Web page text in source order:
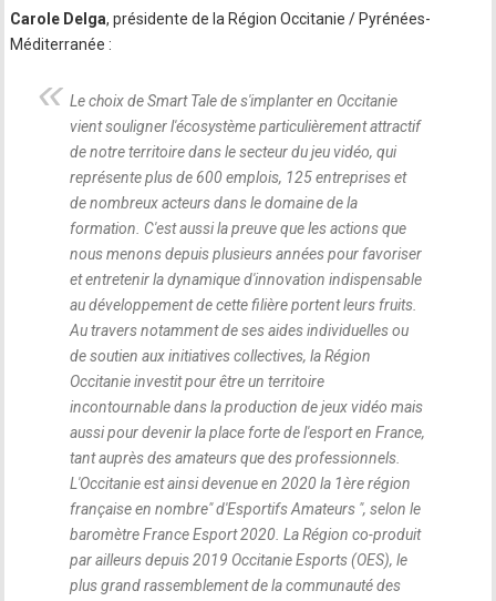
Carole Delga, présidente de la Région Occitanie / Pyrénées-
Méditerranée :
Le choix de Smart Tale de s'implanter en Occitanie
vient souligner l'écosystème particulièrement attractif
de notre territoire dans le secteur du jeu vidéo, qui
représente plus de 600 emplois, 125 entreprises et
de nombreux acteurs dans le domaine de la
formation. C'est aussi la preuve que les actions que
nous menons depuis plusieurs années pour favoriser
et entretenir la dynamique d'innovation indispensable
au développement de cette filière portent leurs fruits.
Au travers notamment de ses aides individuelles ou
de soutien aux initiatives collectives, la Région
Occitanie investit pour être un territoire
incontournable dans la production de jeux vidéo mais
aussi pour devenir la place forte de l'esport en France,
tant auprès des amateurs que des professionnels.
L'Occitanie est ainsi devenue en 2020 la 1ère région
française en nombre" d'Esportifs Amateurs ", selon le
baromètre France Esport 2020. La Région co-produit
par ailleurs depuis 2019 Occitanie Esports (OES), le
plus grand rassemblement de la communauté des